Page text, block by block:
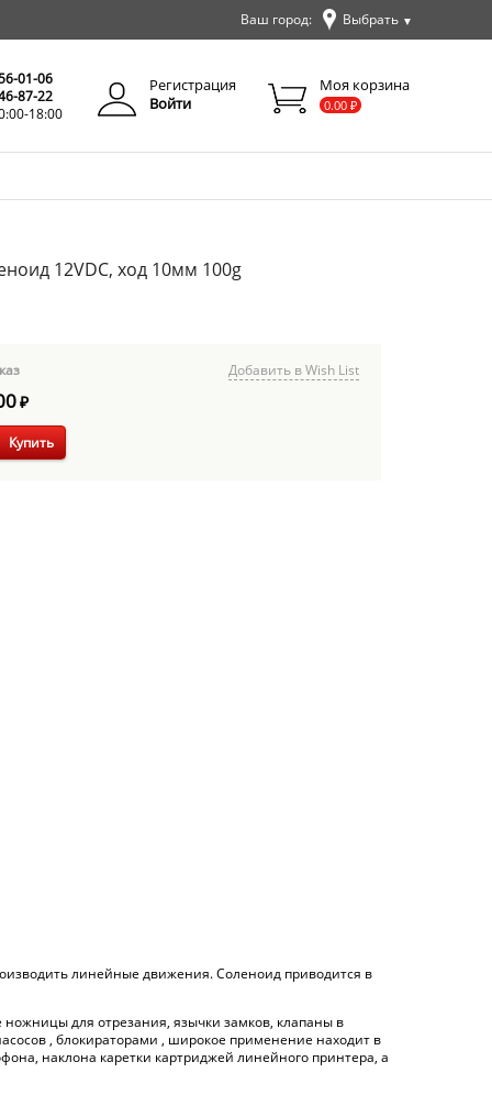
Ваш город: Выбрать ▼
01-06
87-22
18:00
Регистрация
Войти
Моя корзина
0.00 ₽
12VDC, ход 10мм 100g
Добавить в Wish List
₽
Купить
линейные движения. Соленоид приводится в
для отрезания, язычки замков, клапаны в
, блокираторами , широкое применение находит в
наклона каретки картриджей линейного принтера, а